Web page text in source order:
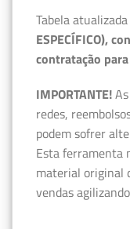
Tabela
ESPECÍFICO),
contratação
IMPORTANTE!
redes,
podem sofrer
Esta ferramenta
material original
vendas